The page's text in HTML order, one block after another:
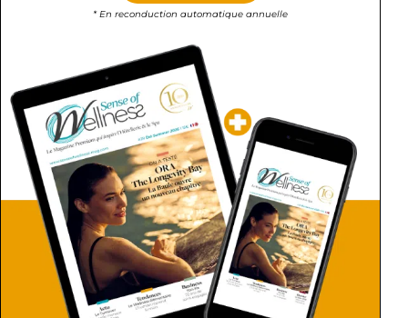
* En reconduction automatique annuelle